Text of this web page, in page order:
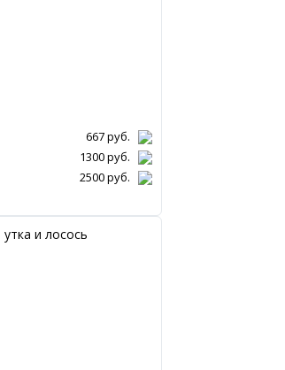
667руб.
1300руб.
2500руб.